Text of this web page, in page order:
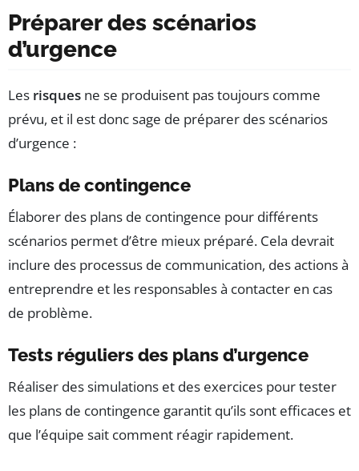
Préparer des scénarios
d’urgence
Les risques ne se produisent pas toujours comme
prévu, et il est donc sage de préparer des scénarios
d’urgence :
Plans de contingence
Élaborer des plans de contingence pour différents
scénarios permet d’être mieux préparé. Cela devrait
inclure des processus de communication, des actions à
entreprendre et les responsables à contacter en cas
de problème.
Tests réguliers des plans d’urgence
Réaliser des simulations et des exercices pour tester
les plans de contingence garantit qu’ils sont efficaces et
que l’équipe sait comment réagir rapidement.